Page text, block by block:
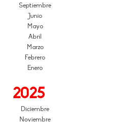
Septiembre
Junio
Mayo
Abril
Marzo
Febrero
Enero
2025
Diciembre
Noviembre